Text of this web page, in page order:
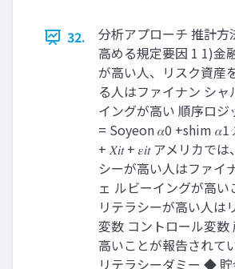
32.
分析アプローチ 推計方
高める規定要因 1 1)金
が高い人、リスク資産
る人はファイナン シャ
イングが高い 順序ロジ
= Soyeon 𝛼0 +shim 𝛼1
+ 𝑋𝑖𝑡 + 𝜀𝑖𝑡 アメリカで
シーが高い人はファイ
ェ ルビーイングが高
リテラシーが高い人は
変数 コントロール変数
高いことが報告されて
リテラシーダミー ◆